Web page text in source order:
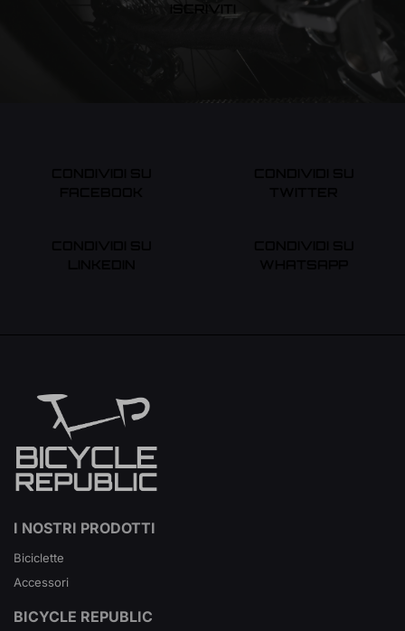
ISCRIVITI
I NOSTRI PRODOTTI
Biciclette
Accessori
BICYCLE REPUBLIC